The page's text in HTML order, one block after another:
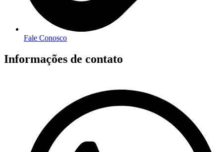
Fale Conosco
Informações de contato